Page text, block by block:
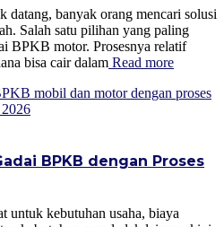
datang, banyak orang mencari solusi
Salah satu pilihan yang paling
BPKB motor. Prosesnya relatif
bisa cair dalam Read more
BPKB dengan Proses
untuk kebutuhan usaha, biaya